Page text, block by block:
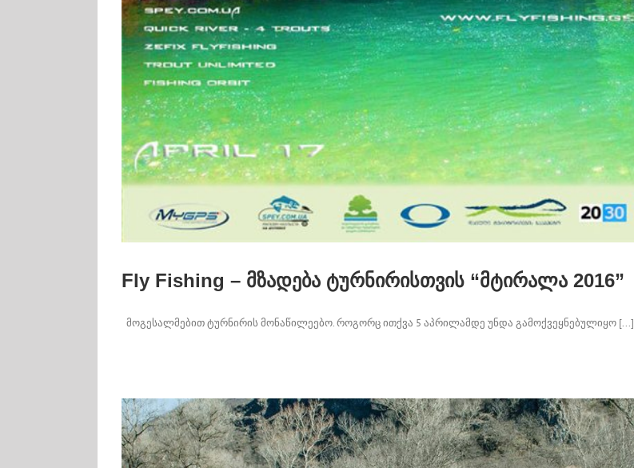
Fly Fishing – მზადება ტურნირისთვის “მტირალა 2016”
მოგესალმებით ტურნირის მონაწილეებო. როგორც ითქვა 5 აპრილამდე უნდა გამოქვეყნებულიყო [...]